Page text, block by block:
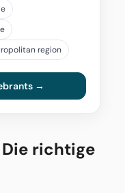
region
→
Die richtige